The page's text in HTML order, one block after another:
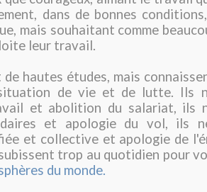
dans de bonnes
mais souhaitant comme
leur travail.
hautes études, mais
de vie et de lutte. Ils
et abolition du salariat, ils
et apologie du vol, ils
et collective et apologie de
trop au quotidien pour
du monde.